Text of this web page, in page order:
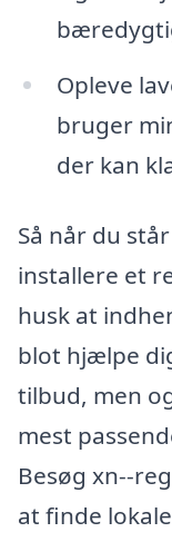
Opleve
bruger
der kan
Så når du
installere et
husk at
blot hjælpe
tilbud, men
mest
Besøg xn--
at finde